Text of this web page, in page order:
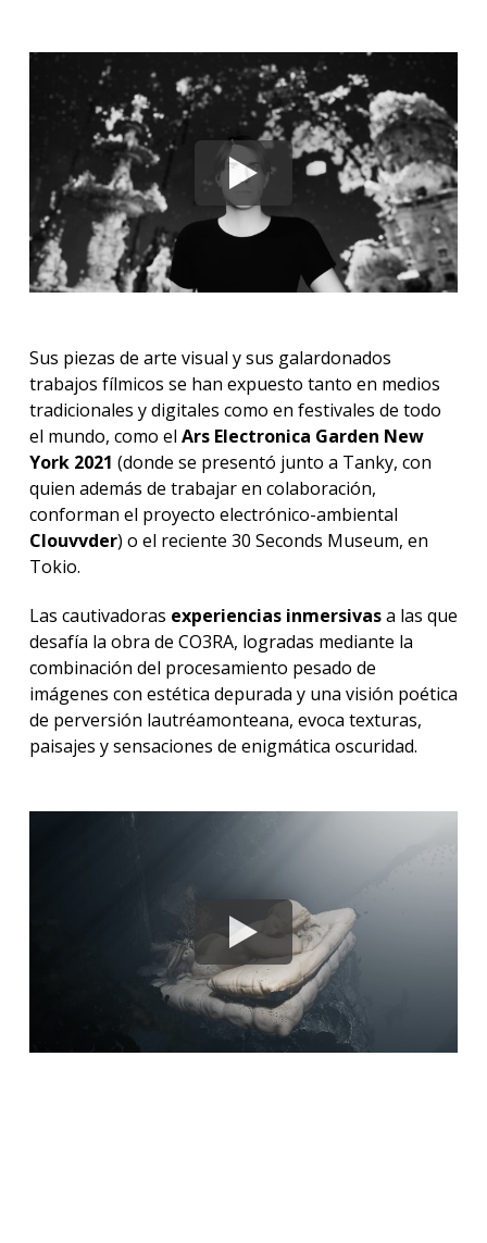
Sus piezas de arte visual y sus galardonados
trabajos fílmicos se han expuesto tanto en medios
tradicionales y digitales como en festivales de todo
el mundo, como el Ars Electronica Garden New
York 2021 (donde se presentó junto a Tanky, con
quien además de trabajar en colaboración,
conforman el proyecto electrónico-ambiental
Clouvvder) o el reciente 30 Seconds Museum, en
Tokio.
Las cautivadoras experiencias inmersivasa las que
desafía la obra de CO3RA, logradas mediante la
combinación del procesamiento pesado de
imágenes con estética depurada y una visión poética
de perversión lautréamonteana, evoca texturas,
paisajes y sensaciones de enigmática oscuridad.